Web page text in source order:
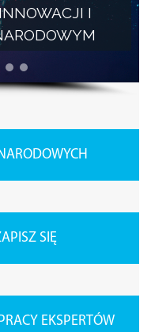
I
SIĘ
EKSPERTÓW